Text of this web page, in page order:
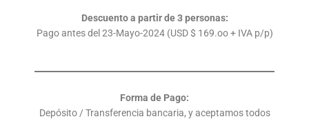
Descuento a partir de 3 personas:
Pago antes del 23-Mayo-2024 (USD $ 169.oo + IVA p/p)
Forma de Pago:
Depósito / Transferencia bancaria, y aceptamos todos